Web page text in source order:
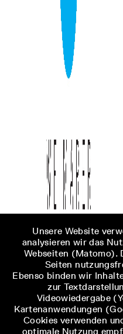
Unsere Website
analysieren wir das
Webseiten (Matomo).
Seiten
Ebenso binden wir
zur
Videowiedergabe
Kartenanwendungen
Cookies verwenden
optimale Nutzung